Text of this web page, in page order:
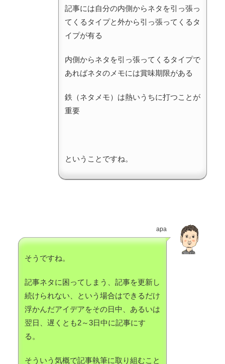
記事には自分の内側からネタを引っ張っ
てくるタイプと外から引っ張ってくるタ
イプが有る
内側からネタを引っ張ってくるタイプで
あればネタのメモには賞味期限がある
鉄（ネタメモ）は熱いうちに打つことが
重要
ということですね。
apa
そうですね。
記事ネタに困ってしまう、記事を更新し
続けられない、という場合はできるだけ
浮かんだアイデアをその日中、あるいは
翌日、遅くとも2～3日中に記事にす
る。
そういう気概で記事執筆に取り組むこと